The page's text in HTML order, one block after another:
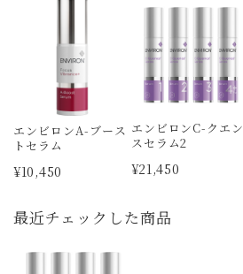
エンビロンA-ブース
トセラム
¥10,450
エンビロンC-クエン
スセラム2
¥21,450
最近チェックした商品